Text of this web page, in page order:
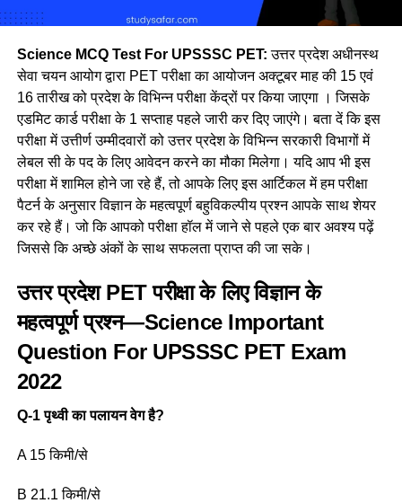
Science MCQ Test For UPSSSC PET: उत्तर प्रदेश अधीनस्थ
सेवा चयन आयोग द्वारा PET परीक्षा का आयोजन अक्टूबर माह की 15 एवं
16 तारीख को प्रदेश के विभिन्न परीक्षा केंद्रों पर किया जाएगा । जिसके
एडमिट कार्ड परीक्षा के 1 सप्ताह पहले जारी कर दिए जाएंगे। बता दें कि इस
परीक्षा में उत्तीर्ण उम्मीदवारों को उत्तर प्रदेश के विभिन्न सरकारी विभागों में
लेबल सी के पद के लिए आवेदन करने का मौका मिलेगा। यदि आप भी इस
परीक्षा में शामिल होने जा रहे हैं, तो आपके लिए इस आर्टिकल में हम परीक्षा
पैटर्न के अनुसार विज्ञान के महत्वपूर्ण बहुविकल्पीय प्रश्न आपके साथ शेयर
कर रहे हैं। जो कि आपको परीक्षा हॉल में जाने से पहले एक बार अवश्य पढ़ें
जिससे कि अच्छे अंकों के साथ सफलता प्राप्त की जा सके।
उत्तर प्रदेश PET परीक्षा के लिए विज्ञान के
महत्वपूर्ण प्रश्न—ScienceImportant
Question For UPSSSC PET Exam
2022
Q-1 पृथ्वी का पलायन वेग है?
A 15 किमी/से
B 21.1 किमी/से